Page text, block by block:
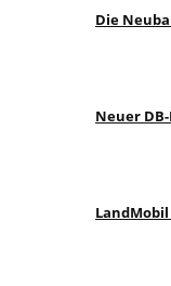
Die
Neuer